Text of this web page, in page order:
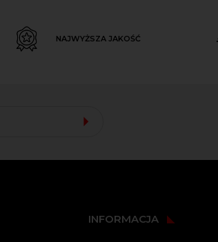
NAJWYŻSZA JAKOŚĆ
INFORMACJA